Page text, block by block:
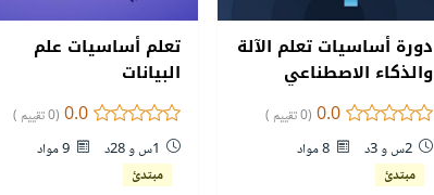
دورة أساسيات تعلم الآلة
والذكاء الاصطناعي
0.0 (0 تقييم )
8 مواد
مبتدئ
تعلم أساسيات علم
البيانات
0.0 (0 تقييم )
9 مواد
مبتدئ